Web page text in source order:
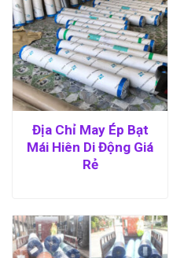
Địa Chỉ May Ép Bạt
Mái Hiên Di Động Giá
Rẻ